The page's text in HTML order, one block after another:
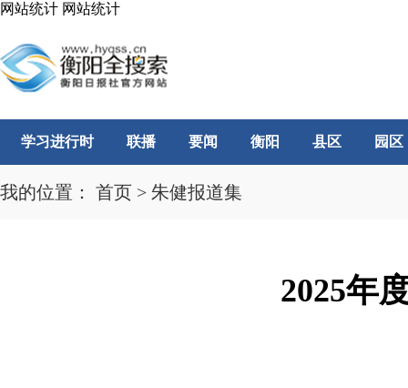
网站统计 网站统计
学习进行时 联播 要闻 衡阳 县区 园区
我的位置： 首页 > 朱健报道集
2025年